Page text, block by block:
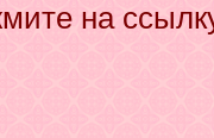
на